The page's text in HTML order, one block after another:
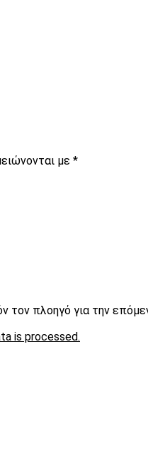
με *
τον πλοηγό για την
is processed.